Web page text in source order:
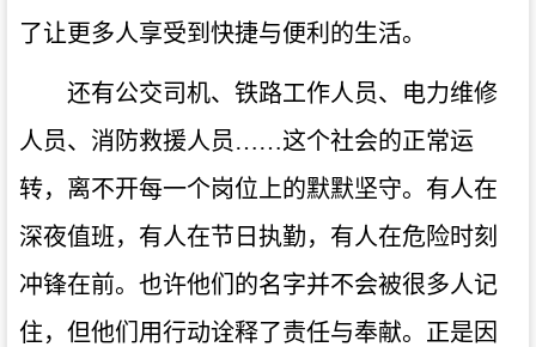
了让更多人享受到快捷与便利的生活。
还有公交司机、铁路工作人员、电力维修
人员、消防救援人员……这个社会的正常运
转，离不开每一个岗位上的默默坚守。有人在
深夜值班，有人在节日执勤，有人在危险时刻
冲锋在前。也许他们的名字并不会被很多人记
住，但他们用行动诠释了责任与奉献。正是因